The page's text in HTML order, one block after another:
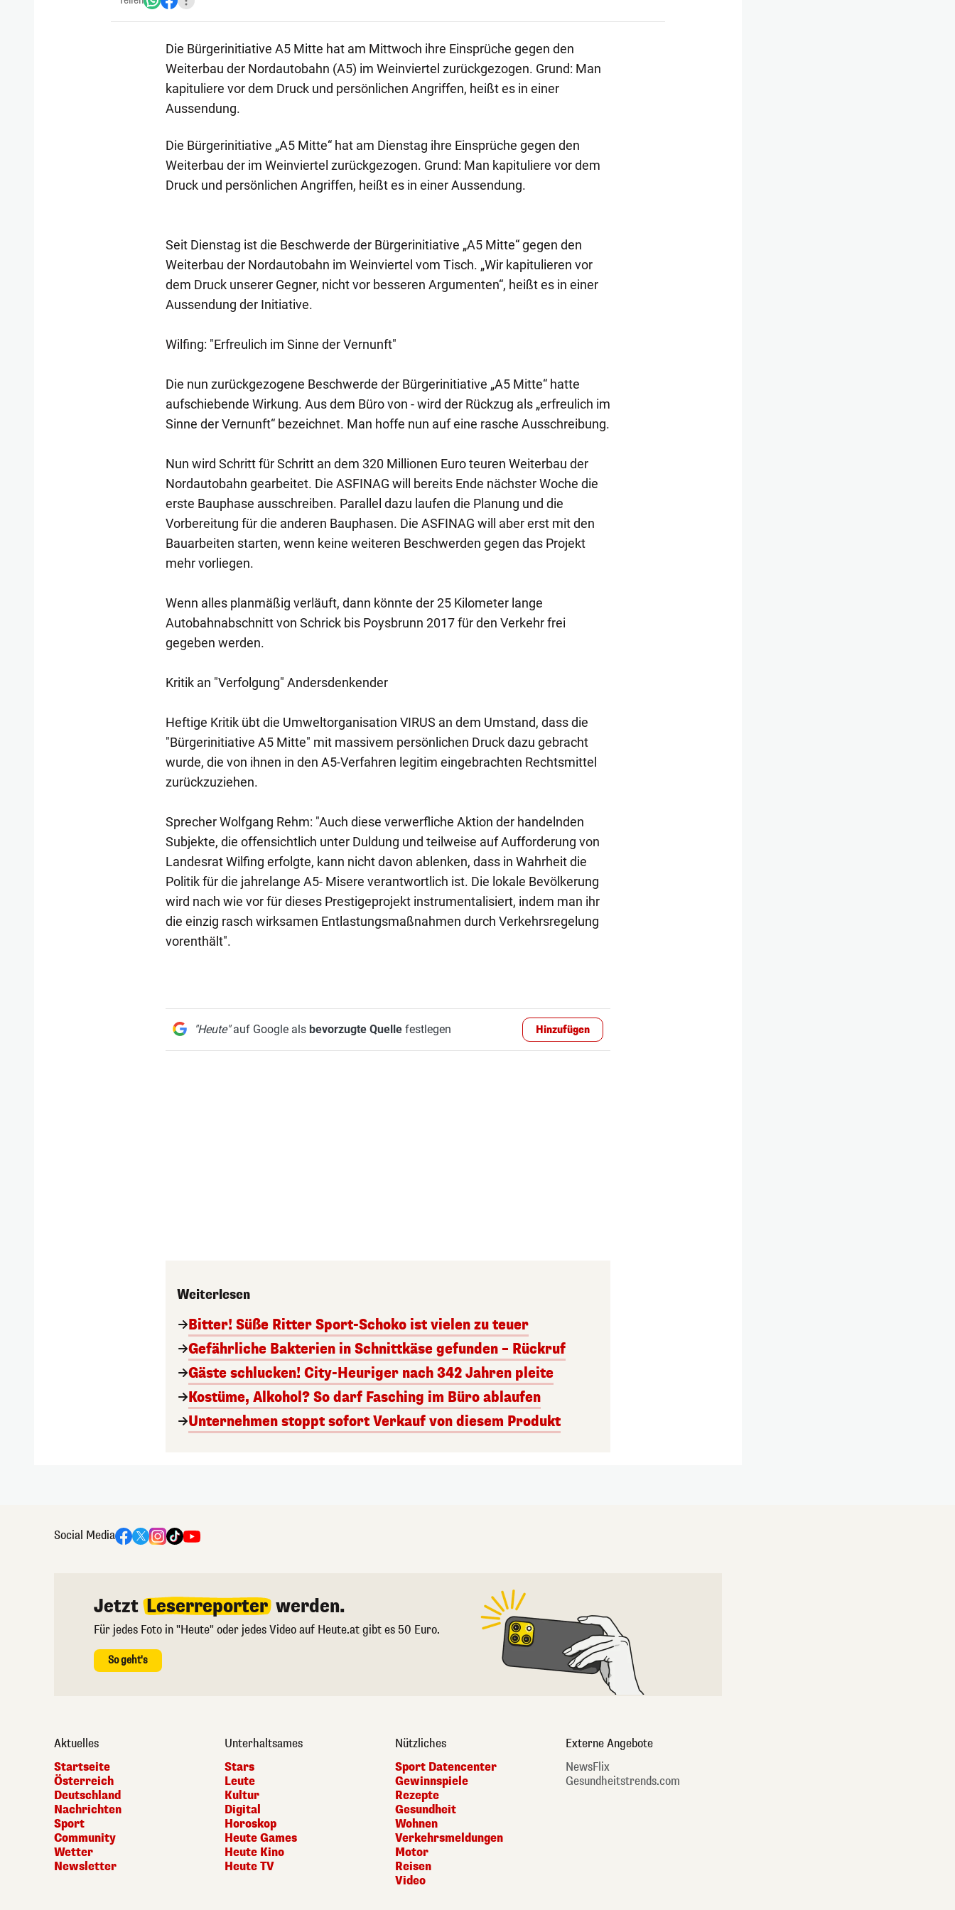
Die Bürgerinitiative A5 Mitte hat am Mittwoch ihre Einsprüche gegen den
Weiterbau der Nordautobahn (A5) im Weinviertel zurückgezogen. Grund: Man
kapituliere vor dem Druck und persönlichen Angriffen, heißt es in einer
Aussendung.
Die Bürgerinitiative „A5 Mitte“ hat am Dienstag ihre Einsprüche gegen den
Weiterbau der im Weinviertel zurückgezogen. Grund: Man kapituliere vor dem
Druck und persönlichen Angriffen, heißt es in einer Aussendung.
Seit Dienstag ist die Beschwerde der Bürgerinitiative „A5 Mitte“ gegen den
Weiterbau der Nordautobahn im Weinviertel vom Tisch. „Wir kapitulieren vor
dem Druck unserer Gegner, nicht vor besseren Argumenten“, heißt es in einer
Aussendung der Initiative.
Wilfing: "Erfreulich im Sinne der Vernunft"
Die nun zurückgezogene Beschwerde der Bürgerinitiative „A5 Mitte“ hatte
aufschiebende Wirkung. Aus dem Büro von - wird der Rückzug als „erfreulich im
Sinne der Vernunft“ bezeichnet. Man hoffe nun auf eine rasche Ausschreibung.
Nun wird Schritt für Schritt an dem 320 Millionen Euro teuren Weiterbau der
Nordautobahn gearbeitet. Die ASFINAG will bereits Ende nächster Woche die
erste Bauphase ausschreiben. Parallel dazu laufen die Planung und die
Vorbereitung für die anderen Bauphasen. Die ASFINAG will aber erst mit den
Bauarbeiten starten, wenn keine weiteren Beschwerden gegen das Projekt
mehr vorliegen.
Wenn alles planmäßig verläuft, dann könnte der 25 Kilometer lange
Autobahnabschnitt von Schrick bis Poysbrunn 2017 für den Verkehr frei
gegeben werden.
Kritik an "Verfolgung" Andersdenkender
Heftige Kritik übt die Umweltorganisation VIRUS an dem Umstand, dass die
"Bürgerinitiative A5 Mitte" mit massivem persönlichen Druck dazu gebracht
wurde, die von ihnen in den A5-Verfahren legitim eingebrachten Rechtsmittel
zurückzuziehen.
Sprecher Wolfgang Rehm: "Auch diese verwerfliche Aktion der handelnden
Subjekte, die offensichtlich unter Duldung und teilweise auf Aufforderung von
Landesrat Wilfing erfolgte, kann nicht davon ablenken, dass in Wahrheit die
Politik für die jahrelange A5- Misere verantwortlich ist. Die lokale Bevölkerung
wird nach wie vor für dieses Prestigeprojekt instrumentalisiert, indem man ihr
die einzig rasch wirksamen Entlastungsmaßnahmen durch Verkehrsregelung
vorenthält".
"Heute"auf Google als bevorzugte Quellefestlegen Hinzufügen
Weiterlesen
Bitter! Süße Ritter Sport-Schoko ist vielen zu teuer
Gefährliche Bakterien in Schnittkäse gefunden – Rückruf
Gäste schlucken! City-Heuriger nach 342 Jahren pleite
Kostüme, Alkohol? So darf Fasching im Büro ablaufen
Unternehmen stoppt sofort Verkauf von diesem Produkt
Social Media
Jetzt Leserreporter werden.
Für jedes Foto in "Heute" oder jedes Video auf Heute.at gibt es 50 Euro.
So geht's
Aktuelles
Startseite
Österreich
Deutschland
Nachrichten
Sport
Community
Wetter
Newsletter
Unterhaltsames
Stars
Leute
Kultur
Digital
Horoskop
Heute Games
Heute Kino
Heute TV
Nützliches
Sport Datencenter
Gewinnspiele
Rezepte
Gesundheit
Wohnen
Verkehrsmeldungen
Motor
Reisen
Video
Externe Angebote
NewsFlix
Gesundheitstrends.com